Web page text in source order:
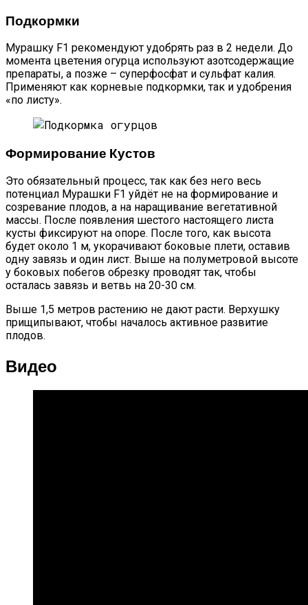
Подкормки
Мурашку F1 рекомендуют удобрять раз в 2 недели. До
момента цветения огурца используют азотсодержащие
препараты, а позже – суперфосфат и сульфат калия.
Применяют как корневые подкормки, так и удобрения
«по листу».
Формирование Кустов
Это обязательный процесс, так как без него весь
потенциал Мурашки F1 уйдёт не на формирование и
созревание плодов, а на наращивание вегетативной
массы. После появления шестого настоящего листа
кусты фиксируют на опоре. После того, как высота
будет около 1 м, укорачивают боковые плети, оставив
одну завязь и один лист. Выше на полуметровой высоте
у боковых побегов обрезку проводят так, чтобы
осталась завязь и ветвь на 20-30 см.
Выше 1,5 метров растению не дают расти. Верхушку
прищипывают, чтобы началось активное развитие
плодов.
Видео